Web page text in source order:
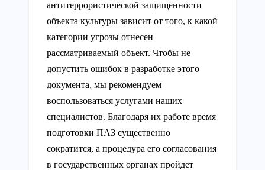
антитеррористической защищенности
объекта культуры зависит от того, к какой
категории угрозы отнесен
рассматриваемый объект. Чтобы не
допустить ошибок в разработке этого
документа, мы рекомендуем
воспользоваться услугами наших
специалистов. Благодаря их работе время
подготовки ПАЗ существенно
сократится, а процедура его согласования
в государственных органах пройдет